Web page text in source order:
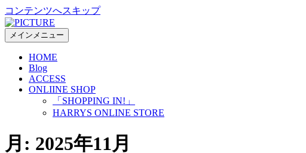
コンテンツへスキップ
メインメニュー
HOME
Blog
ACCESS
ONLIINE SHOP
「SHOPPING IN!」
HARRYS ONLINE STORE
月: 2025年11月